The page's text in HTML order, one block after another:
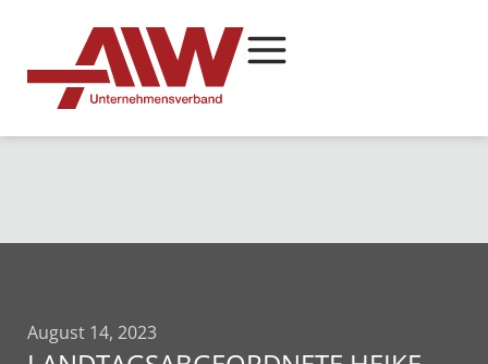
August 14, 2023